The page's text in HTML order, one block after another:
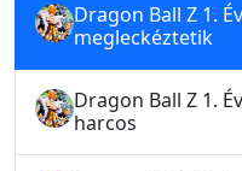
Dragon Ball Z 1.
megleckéztetik
Dragon Ball Z 1.
harcos